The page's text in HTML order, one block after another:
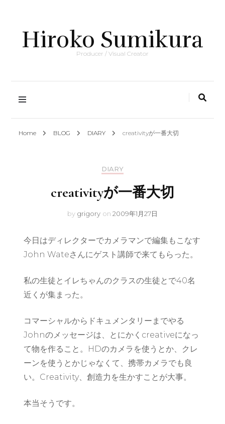
Hiroko Sumikura
Producer / Visual Creator
Home BLOG DIARY creativityが一番大切
DIARY
creativityが一番大切
by grigory on 2009年1月27日
今日はディレクターでカメラマンで編集もこなす
John Wateさんにゲスト講師で来てもらった。
私の生徒とイレちゃんのクラスの生徒とで40名
近くが集まった。
コマーシャルからドキュメンタリーまでやる
Johnのメッセージは、とにかくcreativeになっ
て物を作ること。HDのカメラを使うとか、クレ
ーンを使うとかじゃなくて、携帯カメラでも良
い。Creativity、創造力を生かすことが大事。
本当そうです。